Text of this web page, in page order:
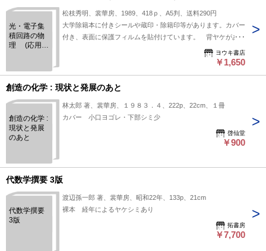
光・電子集
積回路の物
理 (応用物
松枝秀明、裳華房、1989、418ｐ、A5判、送料290円
大学除籍本に付きシールや蔵印・除籍印等があります。カバー
付き、表面に保護フィルムを貼付けています。 背ヤケがあり
ヨウキ書店
￥1,650
創造の化学 : 現状と発展のあと
創造の化学 :
現状と発展
のあと
林太郎 著、裳華房、１９８３．４、222p、22cm、１冊
カバー 小口ヨゴレ・下部シミ少
啓仙堂
￥900
代数学撰要 3版
代数学撰要
3版
渡辺孫一郎 著、裳華房、昭和22年、133p、21cm
裸本 経年によるヤケシミあり
拓書房
￥7,700